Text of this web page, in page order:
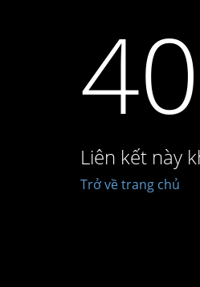
Liên kết này
Trở về trang chủ